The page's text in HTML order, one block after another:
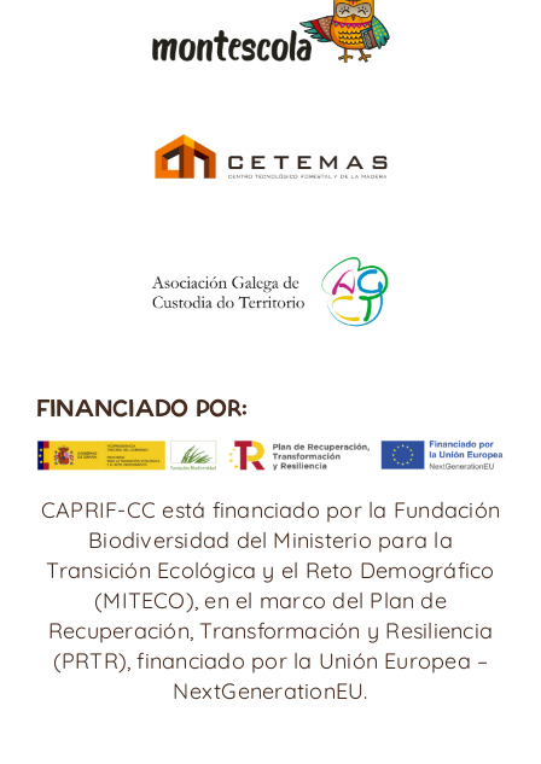
FINANCIADO POR:
CAPRIF-CC está financiado por la Fundación
Biodiversidad del Ministerio para la
Transición Ecológica y el Reto Demográfico
(MITECO), en el marco del Plan de
Recuperación, Transformación y Resiliencia
(PRTR), financiado por la Unión Europea –
NextGenerationEU.